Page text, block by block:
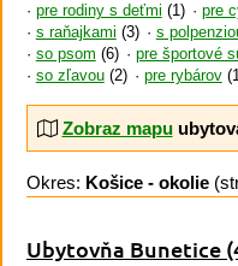
pre rodiny s deťmi (1) pre
s raňajkami (3) s
so psom (6) pre športové
so zľavou(2) pre rybárov
Zobraz mapu
Okres: Košice - okolie
Ubytovňa Bunetice